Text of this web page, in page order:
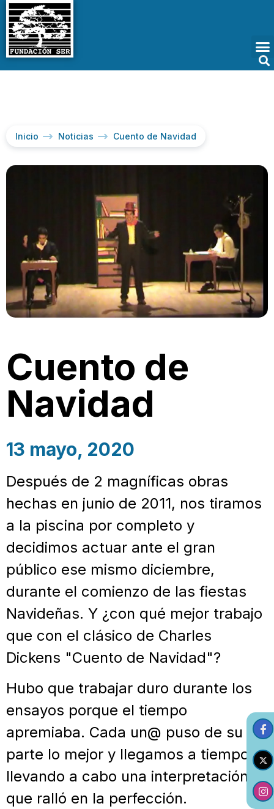
Inicio Noticias Cuento de Navidad
Cuento de
Navidad
13 mayo, 2020
Después de 2 magníficas obras
hechas en junio de 2011, nos tiramos
a la piscina por completo y
decidimos actuar ante el gran
público ese mismo diciembre,
durante el comienzo de las fiestas
Navideñas. Y ¿con qué mejor trabajo
que con el clásico de Charles
Dickens "Cuento de Navidad"?
Hubo que trabajar duro durante los
ensayos porque el tiempo
apremiaba. Cada un@ puso de su
parte lo mejor y llegamos a tiempo
llevando a cabo una interpretación
que ralló en la perfección.